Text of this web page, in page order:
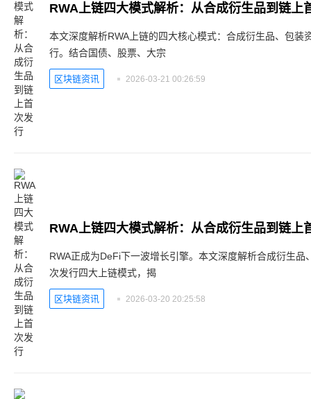
RWA上链四大模式解析：从合成衍生品到链上
本文深度解析RWA上链的四大核心模式：合成衍生品、包装
行。结合国债、股票、大宗
区块链资讯 2026-03-21 00:26:59
RWA上链四大模式解析：从合成衍生品到链上
RWA正成为DeFi下一波增长引擎。本文深度解析合成衍生品
次发行四大上链模式，揭
区块链资讯 2026-03-20 20:25:58